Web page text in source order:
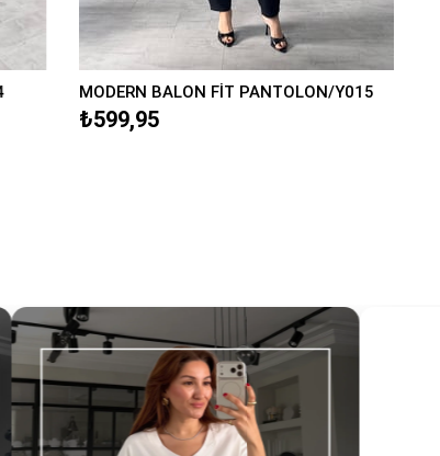
MODERN BALON FİT PANTOLON/Y015
₺599,95